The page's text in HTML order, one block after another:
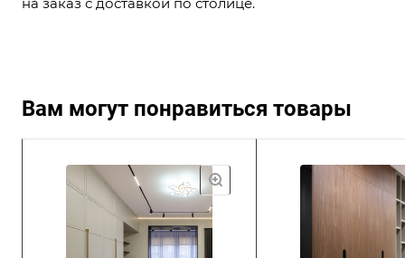
Вам могут понравиться товары